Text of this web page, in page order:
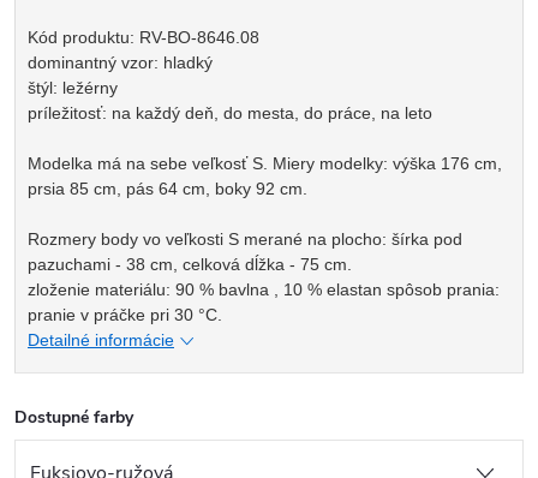
Kód produktu: RV-BO-8646.08
dominantný vzor: hladký
štýl: ležérny
príležitosť: na každý deň, do mesta, do práce, na leto
Modelka má na sebe veľkosť S. Miery modelky: výška 176 cm,
prsia 85 cm, pás 64 cm, boky 92 cm.
Rozmery body vo veľkosti S merané na plocho: šírka pod
pazuchami - 38 cm, celková dĺžka - 75 cm.
zloženie materiálu: 90 % bavlna , 10 % elastan spôsob prania:
pranie v práčke pri 30 °C.
Detailné informácie
Dostupné farby